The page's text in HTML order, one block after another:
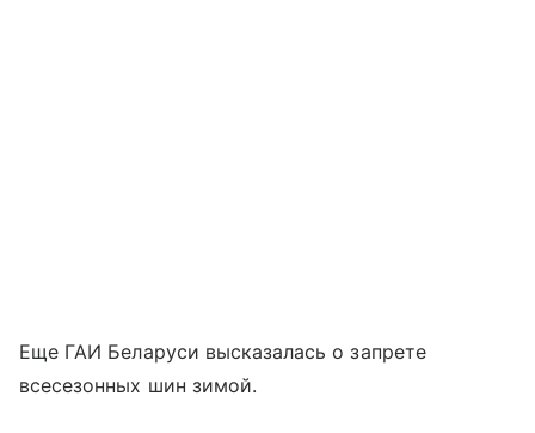
Еще ГАИ Беларуси высказалась о запрете
всесезонных шин зимой.